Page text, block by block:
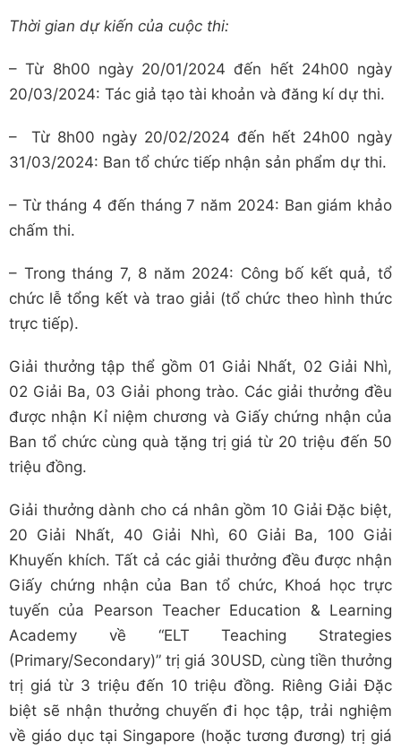
Thời gian dự kiến của cuộc thi:
– Từ 8h00 ngày 20/01/2024 đến hết 24h00 ngày
20/03/2024: Tác giả tạo tài khoản và đăng kí dự thi.
– Từ 8h00 ngày 20/02/2024 đến hết 24h00 ngày
31/03/2024: Ban tổ chức tiếp nhận sản phẩm dự thi.
– Từ tháng 4 đến tháng 7 năm 2024: Ban giám khảo
chấm thi.
– Trong tháng 7, 8 năm 2024: Công bố kết quả, tổ
chức lễ tổng kết và trao giải (tổ chức theo hình thức
trực tiếp).
Giải thưởng tập thể gồm 01 Giải Nhất, 02 Giải Nhì,
02 Giải Ba, 03 Giải phong trào. Các giải thưởng đều
được nhận Kỉ niệm chương và Giấy chứng nhận của
Ban tổ chức cùng quà tặng trị giá từ 20 triệu đến 50
triệu đồng.
Giải thưởng dành cho cá nhân gồm 10 Giải Đặc biệt,
20 Giải Nhất, 40 Giải Nhì, 60 Giải Ba, 100 Giải
Khuyến khích. Tất cả các giải thưởng đều được nhận
Giấy chứng nhận của Ban tổ chức, Khoá học trực
tuyến của Pearson Teacher Education & Learning
Academy về “ELT Teaching Strategies
(Primary/Secondary)” trị giá 30USD, cùng tiền thưởng
trị giá từ 3 triệu đến 10 triệu đồng. Riêng Giải Đặc
biệt sẽ nhận thưởng chuyến đi học tập, trải nghiệm
về giáo dục tại Singapore (hoặc tương đương) trị giá